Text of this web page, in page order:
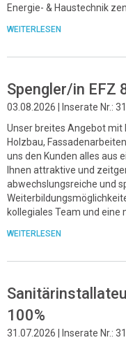
Energie- & Haustechnik
WEITERLESEN
Spengler/in EFZ
03.08.2026 | Inserate Nr.:
Unser breites Angebot mit
Holzbau,
uns den Kunden alles aus
Ihnen attraktive und
abwechslungsreiche und
kollegiales Team und eine
WEITERLESEN
100%
31.07.2026 | Inserate Nr.: